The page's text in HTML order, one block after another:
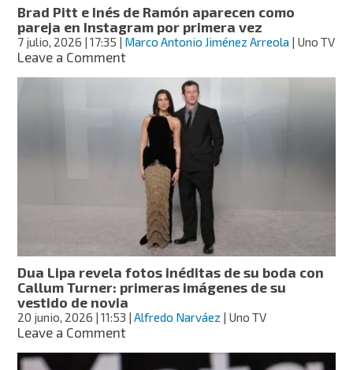
Brad Pitt e Inés de Ramón aparecen como
pareja en Instagram por primera vez
7 julio, 2026 | 17:35 Marco Antonio Jiménez Arreola | Uno TV
Leave a Commenton
Inés
de
Ramón
aparecen
como
pareja
Instagram
por
primera
vez
Dua Lipa revela fotos inéditas de su boda con
Callum Turner: primeras imágenes de su
vestido de novia
20 junio, 2026 | 11:53 |Alfredo Narváez | Uno TV
Leave a Commenton